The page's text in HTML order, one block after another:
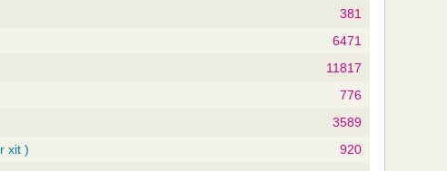
381
6471
11817
776
3589
xit )
920